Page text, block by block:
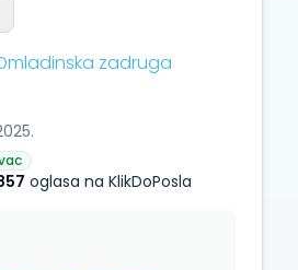
zadruga
oglasa na KlikDoPosla